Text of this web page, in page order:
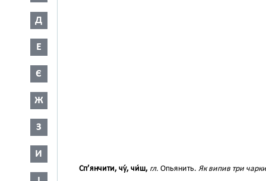
Д
Е
Є
Ж
З
И
Сп’янчити, чу́, чи́ш, гл. Опьянить. Як випив три